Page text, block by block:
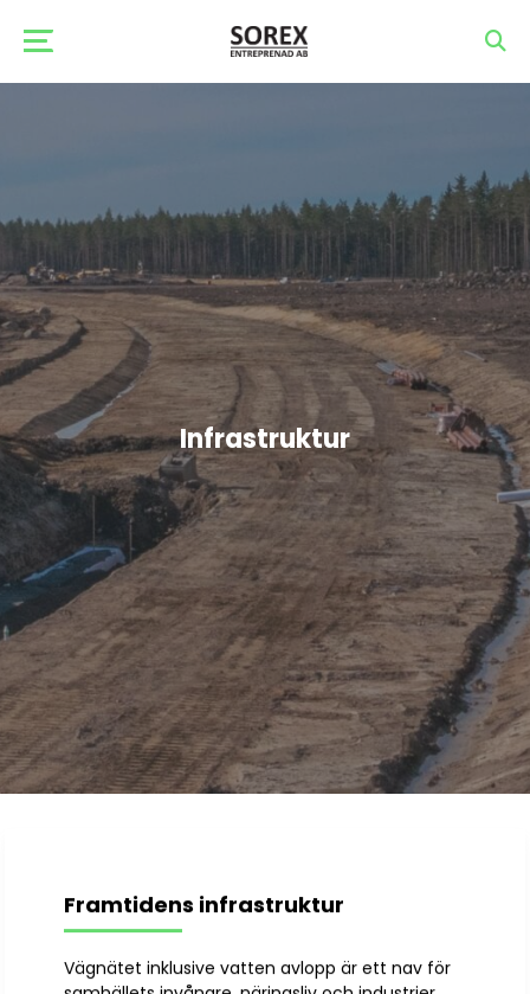
Startsida
Tjänster
Projekt
Nyheter
Om
oss
Kvalité
&
Miljö
Lediga
tjänster
Kontakt
Infrastruktur
Framtidens infrastruktur
Vägnätet inklusive vatten avlopp är ett nav för